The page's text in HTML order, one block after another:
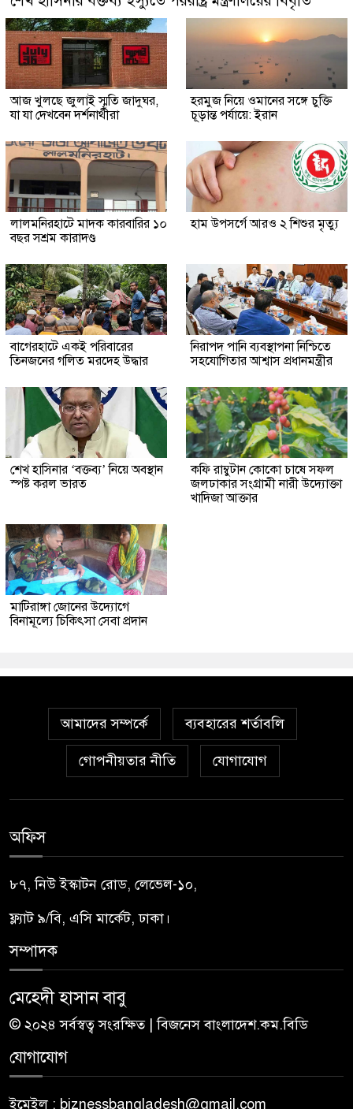
আজ খুলছে জুলাই স্মৃতি জাদুঘর,
যা যা দেখবেন দর্শনার্থীরা
হরমুজ নিয়ে ওমানের সঙ্গে চুক্তি
চূড়ান্ত পর্যায়ে: ইরান
লালমনিরহাটে মাদক কারবারির ১০
বছর সশ্রম কারাদণ্ড
হাম উপসর্গে আরও ২ শিশুর মৃত্যু
‎বাগেরহাটে একই পরিবারের
তিনজনের গলিত মরদেহ উদ্ধার
নিরাপদ পানি ব্যবস্থাপনা নিশ্চিতে
সহযোগিতার আশ্বাস প্রধানমন্ত্রীর
শেখ হাসিনার ‘বক্তব্য’ নিয়ে অবস্থান
স্পষ্ট করল ভারত
কফি রাম্বুটান কোকো চাষে সফল
জলঢাকার সংগ্রামী নারী উদ্যোক্তা
খাদিজা আক্তার
মাটিরাঙ্গা জোনের উদ্যোগে
বিনামূল্যে চিকিৎসা সেবা প্রদান
আমাদের সম্পর্কে ব্যবহারের শর্তাবলি
গোপনীয়তার নীতি যোগাযোগ
অফিস
৮৭, নিউ ইস্কাটন রোড, লেভেল-১০,
ফ্ল্যাট ৯/বি, এসি মার্কেট, ঢাকা।
সম্পাদক
মেহেদী হাসান বাবু
© ২০২৪ সর্বস্বত্ব সংরক্ষিত | বিজনেস বাংলাদেশ.কম.বিডি
যোগাযোগ
ইমেইল : biznessbangladesh@gmail.com